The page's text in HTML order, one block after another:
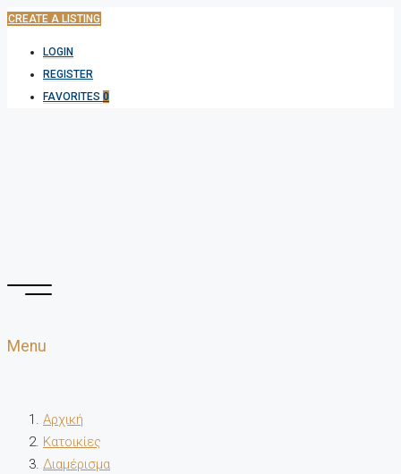
CREATE A LISTING
LOGIN
REGISTER
FAVORITES 0
Menu
Αρχική
Κατοικίες
Διαμέρισμα